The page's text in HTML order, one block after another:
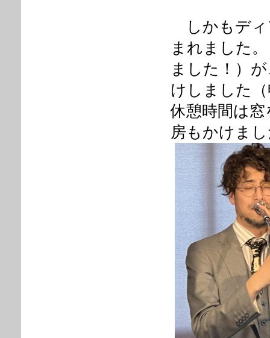
しかもディ
まれました
ました！）
けしました
休憩時間は
房もかけま